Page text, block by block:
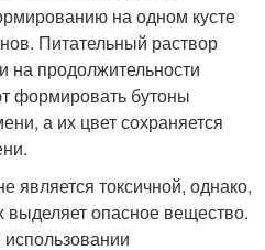
на одном кусте
Питательный раствор
на продолжительности
формировать бутоны
а их цвет сохраняется
является токсичной, однако,
выделяет опасное вещество.